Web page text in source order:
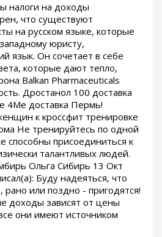
налоги на доходы
что существуют
на русском языке, которые
юристу,
язык. Он сочетает в себе
которые дают тепло,
Balkan Pharmaceuticals
Дростанол 100 доставка
4Me доставка Пермь!
к кроссфит тренировке
Не тренируйтесь по одной
способны присоединиться к
талантливых людей.
Ольга Сибирь 13 Окт
Буду надеяться, что
рано или поздно - пригодятся!
доходы зависят от цены
они имеют источником